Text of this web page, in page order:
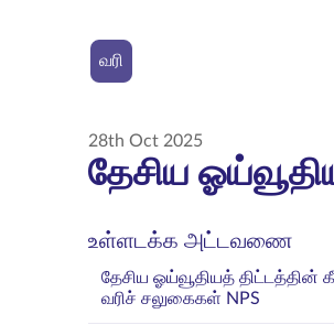
வரி
28th Oct 2025
தேசிய
உள்ளடக்க அட்டவணை
தேசிய ஓய்வூதியத் திட்டத்தின்
வரிச் சலுகைகள் NPS